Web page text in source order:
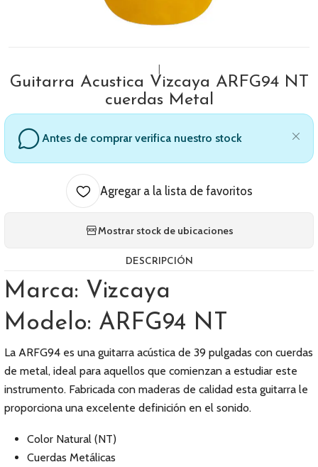
Guitarra Acustica Vizcaya ARFG94 NT
cuerdas Metal
Antes de comprar verifica nuestro stock
Agregar a la lista de favoritos
Mostrar stock de ubicaciones
DESCRIPCIÓN
Marca: Vizcaya
Modelo: ARFG94 NT
La ARFG94 es una guitarra acústica de 39 pulgadas con cuerdas
de metal, ideal para aquellos que comienzan a estudiar este
instrumento. Fabricada con maderas de calidad esta guitarra le
proporciona una excelente definición en el sonido.
Color Natural (NT)
Cuerdas Metálicas